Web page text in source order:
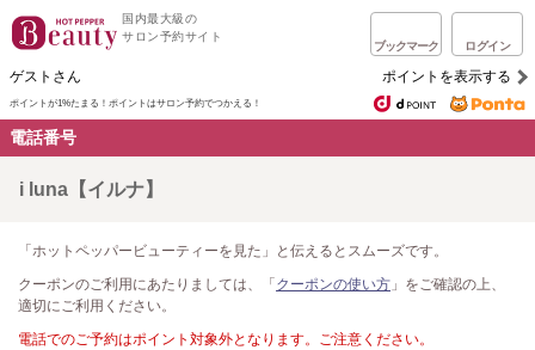
国内最大級の
サロン予約サイト
ブックマーク ログイン
ゲストさん ポイントを表示する
ポイントが1%たまる！ ポイントはサロン予約でつかえる！
電話番号
i luna【イルナ】
「ホットペッパービューティーを見た」と伝えるとスムーズです。
クーポンのご利用にあたりましては、「 クーポンの使い方 」をご確認の上、
適切にご利用ください。
電話でのご予約はポイント対象外となります。ご注意ください。